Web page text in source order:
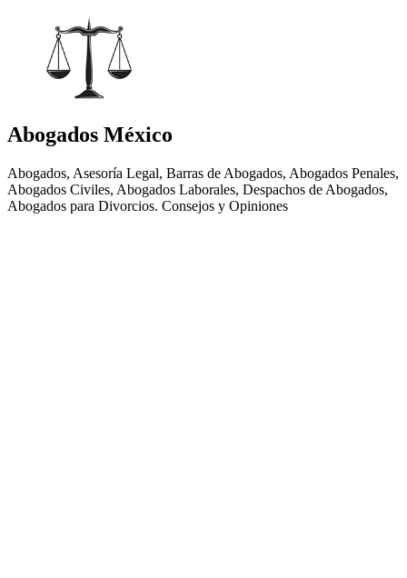
Abogados México
Abogados, Asesoría Legal, Barras de Abogados, Abogados Penales,
Abogados Civiles, Abogados Laborales, Despachos de Abogados,
Abogados para Divorcios. Consejos y Opiniones